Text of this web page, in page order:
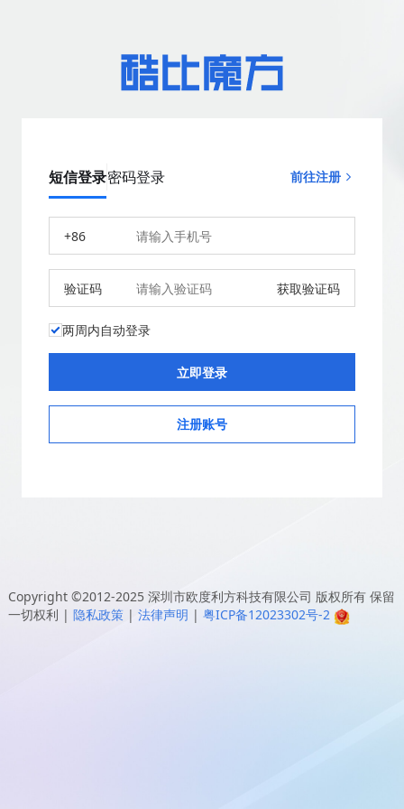
短信登录密码登录 前往注册
+86
验证码 获取验证码
两周内自动登录
注册账号
Copyright ©2012-2025 深圳市欧度利方科技有限公司 版权所有 保留
一切权利 | 隐私政策 | 法律声明 | 粤ICP备12023302号-2